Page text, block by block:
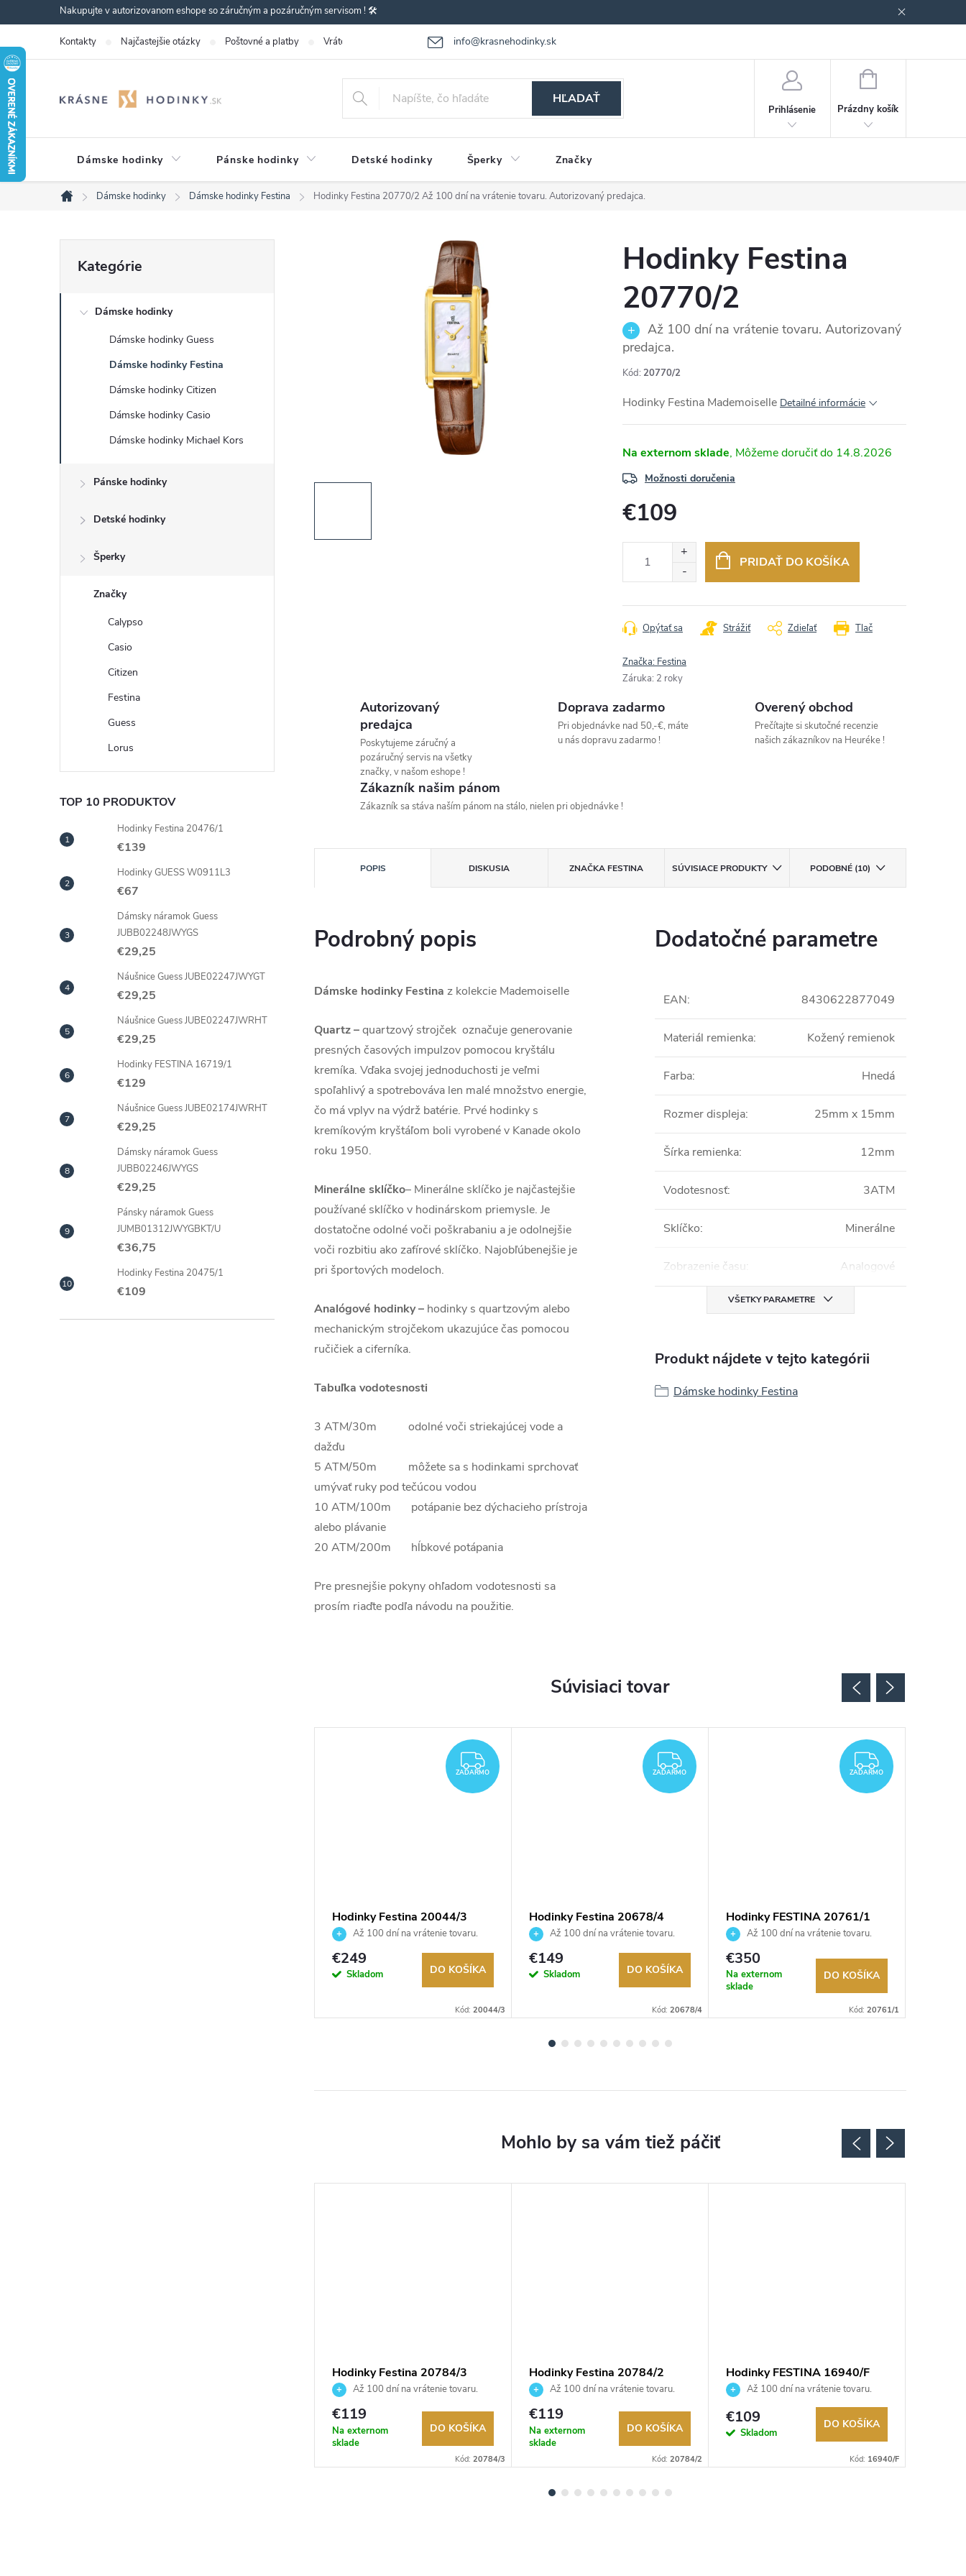
na
obsah
Nakupujte v autorizovanom eshope so záručným a pozáručným servisom ! 🛠️
info@krasnehodinky.sk
Kontakty Najčastejšie otázky Poštovné a platby Vrátenie-výmena tovaru Reklamácia tovaru Obchodné podmienky
HĽADAŤ
Prihlásenie
NÁKUPNÝ
Prázdny košík
Dámske hodinky Pánske hodinky Detské hodinky Šperky Značky
Domov
Dámske hodinky Dámske hodinky Festina Hodinky Festina 20770/2 Až 100 dní na vrátenie tovaru. Autorizovaný predajca.
o
a
kategórie
Kategórie
Dámske hodinky
Dámske hodinky Guess
Dámske hodinky Festina
Dámske hodinky Citizen
Dámske hodinky Casio
Dámske hodinky Michael Kors
Pánske hodinky
Detské hodinky
Šperky
Značky
Calypso
Casio
Citizen
Festina
Guess
Lorus
TOP 10 PRODUKTOV
Hodinky Festina 20476/1
€139
Hodinky GUESS W0911L3
€67
Dámsky náramok Guess
JUBB02248JWYGS
€29,25
Náušnice Guess JUBE02247JWYGT
€29,25
Náušnice Guess JUBE02247JWRHT
€29,25
Hodinky FESTINA 16719/1
€129
Náušnice Guess JUBE02174JWRHT
€29,25
Dámsky náramok Guess
JUBB02246JWYGS
€29,25
Pánsky náramok Guess
JUMB01312JWYGBKT/U
€36,75
Hodinky Festina 20475/1
€109
Hodinky Festina
20770/2
Až 100 dní na vrátenie tovaru. Autorizovaný
predajca.
Kód: 20770/2
Hodinky Festina Mademoiselle Detailné informácie
Na externom sklade 14.8.2026
Možnosti doručenia
€109
PRIDAŤ DO KOŠÍKA
Tlač
Opýtať sa Strážiť Zdieľať
Značka: Festina
Záruka: 2 roky
Autorizovaný
predajca
Poskytujeme záručný a
pozáručný servis na všetky
značky, v našom eshope !
Doprava zadarmo
Pri objednávke nad 50,-€, máte
u nás dopravu zadarmo !
Overený obchod
Prečítajte si skutočné recenzie
našich zákazníkov na Heuréke !
Zákazník našim pánom
Zákazník sa stáva naším pánom na stálo, nielen pri objednávke !
POPIS DISKUSIA ZNAČKAFESTINA SÚVISIACE PRODUKTY PODOBNÉ (10)
Podrobný popis
Dámske hodinky Festina z kolekcie Mademoiselle
Quartz–quartzový strojček označuje generovanie
presných časových impulzov pomocou kryštálu
kremíka. Vďaka svojej jednoduchosti je veľmi
spoľahlivý a spotrebováva len malé množstvo energie,
čo má vplyv na výdrž batérie. Prvé hodinky s
kremíkovým kryštáľom boli vyrobené v Kanade okolo
roku 1950.
Minerálne sklíčko– Minerálne sklíčko je najčastejšie
používané sklíčko v hodinárskom priemysle. Je
dostatočne odolné voči poškrabaniu a je odolnejšie
voči rozbitiu ako zafírové sklíčko. Najobľúbenejšie je
pri športových modeloch.
Analógové hodinky – hodinky s quartzovým alebo
mechanickým strojčekom ukazujúce čas pomocou
ručičiek a ciferníka.
Tabuľka vodotesnosti
3 ATM/30m odolné voči striekajúcej vode a
dažďu
5 ATM/50m môžete sa s hodinkami sprchovať
umývať ruky pod tečúcou vodou
10 ATM/100m potápanie bez dýchacieho prístroja
alebo plávanie
20 ATM/200m hĺbkové potápania
Pre presnejšie pokyny ohľadom vodotesnosti sa
prosím riaďte podľa návodu na použitie.
Dodatočné parametre
EAN: 8430622877049
Materiál remienka: Kožený remienok
Farba: Hnedá
Rozmer displeja: 25mm x 15mm
Šírka remienka: 12mm
Vodotesnosť: 3ATM
Sklíčko: Minerálne
Zobrazenie času : Analogové
VŠETKY PARAMETRE
Produkt nájdete v tejto kategórii
Dámske hodinky Festina
Súvisiaci tovar
ZADARMO
ZADARMO
Hodinky Festina 20044/3
Až 100 dní na vrátenie tovaru.
Autorizovaný predajca.
€249
Skladom DO KOŠÍKA
Kód: 20044/3
ZADARMO
ZADARMO
Hodinky Festina 20678/4
Až 100 dní na vrátenie tovaru.
Autorizovaný predajca.
€149
Skladom DO KOŠÍKA
Kód: 20678/4
ZADARMO
ZADARMO
Hodinky FESTINA 20761/1
Až 100 dní na vrátenie tovaru.
Autorizovaný predajca.
€350
Na externom
sklade
DO KOŠÍKA
Kód: 20761/1
Hodinky Festina 20784/3
Až 100 dní na vrátenie tovaru.
Autorizovaný predajca.
€119
Na externom
sklade
DO KOŠÍKA
Kód: 20784/3
Hodinky Festina 20784/2
Až 100 dní na vrátenie tovaru.
Autorizovaný predajca.
€119
Na externom
sklade
DO KOŠÍKA
Kód: 20784/2
Hodinky FESTINA 16940/F
Až 100 dní na vrátenie tovaru.
Autorizovaný predajca.
€109
Skladom
DO KOŠÍKA
Kód: 16940/F